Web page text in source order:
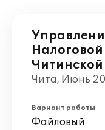
Чита, Июнь
Вариант работы
Файловый